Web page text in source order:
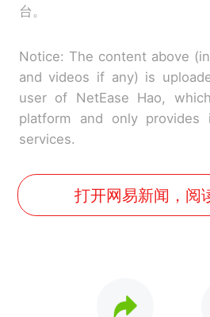
台。
Notice: The content above
and videos if any) is
user of NetEase Hao,
platform and only provides
services.
打开网易新闻，阅